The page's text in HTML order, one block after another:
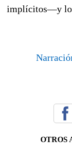
implícitos—y
OTROS